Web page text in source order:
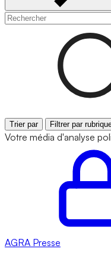
Trier par Filtrer par
Votre média d'analyse
AGRA Presse